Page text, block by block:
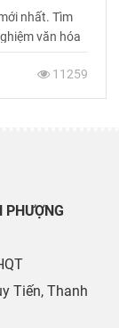
nhất. Tìm
văn hóa
11259
PHƯỢNG
Tiến, Thanh